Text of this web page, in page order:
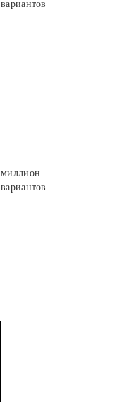
вариантов
миллион
вариантов